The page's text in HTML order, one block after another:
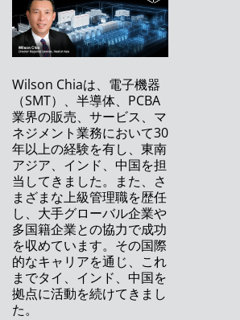
ASMPTのSMTソリューション
（中国・台湾除く）のサービス
グディレクターにWilson Chiaが
ンオートメーションに関する事
ASMPT ネプコンジャパン2022
統合型スマートファクトリーへ
ASM プロダクトロニカ 2021に
クラス最高のSPI：新しいASM
ASM 次世代ステンシルプリンタ
ASM アッセンブリーシステムズ
を受賞しました
Wilson Chiaは、電子機器
（SMT）、半導体、PCBA
業界の販売、サービス、マ
ネジメント業務において30
年以上の経験を有し、東南
アジア、インド、中国を担
当してきました。また、さ
まざまな上級管理職を歴任
し、大手グローバル企業や
多国籍企業との協力で成功
を収めています。その国際
的なキャリアを通じ、これ
までタイ、インド、中国を
拠点に活動を続けてきまし
た。